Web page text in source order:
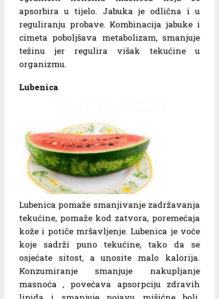
apsorbira u tijelo. Jabuka je odlična i u
reguliranju probave. Kombinacija jabuke i
cimeta poboljšava metabolizam, smanjuje
težinu jer regulira višak tekućine u
organizmu.
Lubenica
Lubenica pomaže smanjivanje zadržavanja
tekućine, pomaže kod zatvora, poremećaja
kože i potiče mršavljenje. Lubenica je voće
koje sadrži puno tekućine, tako da se
osjećate sitost, a unosite malo kalorija.
Konzumiranje smanjuje nakupljanje
masnoća , povećava apsorpciju zdravih